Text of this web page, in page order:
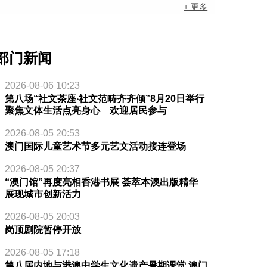
+ 更多
门新闻
2026-08-06 10:23
第八场“社文茶座‧社文范畴齐齐倾”8月20日举行
聚焦文体生活点亮身心 欢迎居民参与
2026-08-05 20:53
澳门国际儿童艺术节多元艺文活动接连登场
2026-08-05 20:37
“澳门馆”再度亮相香港书展 荟萃本澳出版精华
展现城市创新活力
2026-08-05 20:03
岗顶剧院暂停开放
2026-08-05 17:18